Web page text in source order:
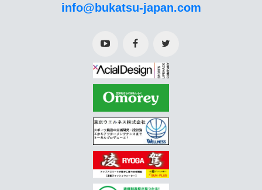
info@bukatsu-japan.com